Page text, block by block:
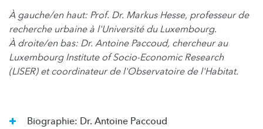
À gauche/en haut: Prof. Dr. Markus Hesse, professeur de
recherche urbaine à l'Université du Luxembourg.
À droite/en bas: Dr. Antoine Paccoud, chercheur au
Luxembourg Institute of Socio-Economic Research
(LISER) et coordinateur de l'Observatoire de l'Habitat.
Biographie: Dr. Antoine Paccoud